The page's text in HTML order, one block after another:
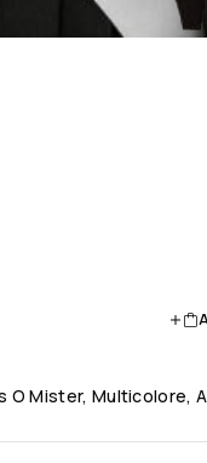
O Mister, Multicolore,